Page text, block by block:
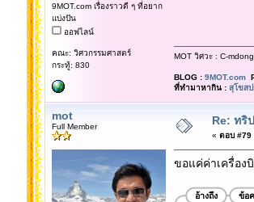
9MOT.com เรื่องราวดี ๆ ที่อยาก
แบ่งปัน
ออฟไลน์
คณะ: วิศวกรรมศาสตร์
กระทู้: 830
MOT วิศวะ : C-
BLOG : 9MOT.com
ที่ทำมาหากิน : สุโขสป
mot
Full Member Re: ทริ
« ตอบ #79
ขอแค่ค่าเครื่อง
อ้างถึง ข้อ